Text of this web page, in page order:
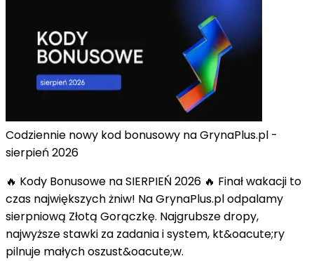
Codziennie nowy kod bonusowy na GrynaPlus.pl -
sierpień 2026
🔥 Kody Bonusowe na SIERPIEŃ 2026 🔥 Finał wakacji to
czas największych żniw! Na GrynaPlus.pl odpalamy
sierpniową Złotą Gorączkę. Najgrubsze dropy,
najwyższe stawki za zadania i system, kt&oacute;ry
pilnuje małych oszust&oacute;w.